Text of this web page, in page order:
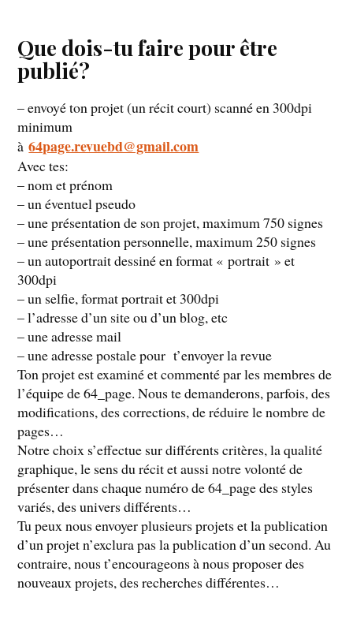
Que dois-tu faire pour être
publié?
– envoyé ton projet (un récit court) scanné en 300dpi
minimum
à64page.revuebd@gmail.com
Avec tes:
– nom et prénom
– un éventuel pseudo
– une présentation de son projet, maximum 750 signes
– une présentation personnelle, maximum 250 signes
– un autoportrait dessiné en format « portrait » et
300dpi
– un selfie, format portrait et 300dpi
– l’adresse d’un site ou d’un blog, etc
– une adresse mail
– une adresse postale pour t’envoyer la revue
Ton projet est examiné et commenté par les membres de
l’équipe de 64_page. Nous te demanderons, parfois, des
modifications, des corrections, de réduire le nombre de
pages…
Notre choix s’effectue sur différents critères, la qualité
graphique, le sens du récit et aussi notre volonté de
présenter dans chaque numéro de 64_page des styles
variés, des univers différents…
Tu peux nous envoyer plusieurs projets et la publication
d’un projet n’exclura pas la publication d’un second. Au
contraire, nous t’encourageons à nous proposer des
nouveaux projets, des recherches différentes…